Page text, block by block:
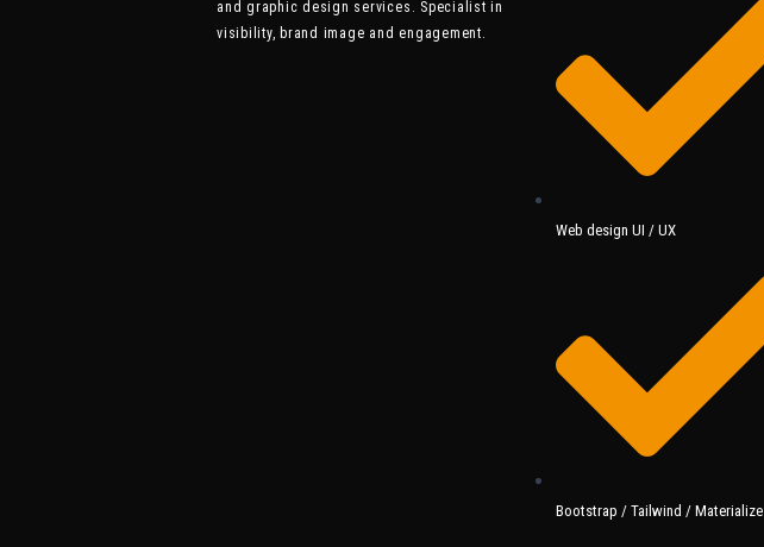
and graphic design services. Specialist in
visibility, brand image and engagement.
Web design UI / UX
Bootstrap / Tailwind / Materialize